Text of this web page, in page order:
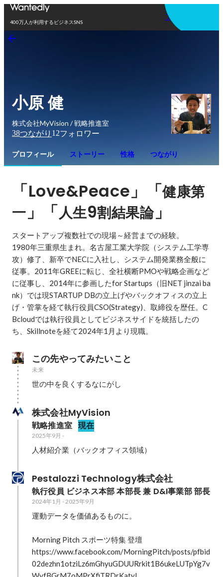
400万人が利用するビジネスSNS
アプリを使う
小原 健
株式会社MyVision / 戦略推進室
38つながり 12フォロワー
プロフィール ストーリー 性格 つながり
「Love&Peace」「健康第
一」「人生9割結果論」
スタートアップ複数社での現場～経営までの経験。
1980年三重県生まれ。名古屋工業大学院（システム工学専
攻）修了、新卒でNECに入社し、システム開発業務全般に
従事。2011年GREEに転じ、全社横断PMOや戦略企画など
に従事し、2014年に参画したfor Startups（旧NET jinzai ba
nk）では現STARTUP DBの立上げやバックオフィスの立上
げ・管掌を経て執行役員CSO(Strategy)、取締役を歴任。C
Bcloudでは執行役員としてビジネスサイドを統括したの
ち、Skillnoteを経て2024年1月より現職。
この先やってみたいこと
未来
世の中を良くするなにがし
株式会社MyVision
戦略推進室 現在
2025年9月 -
人材紹介業（バックオフィス領域）
Pestalozzi Technology株式会社
執行役員 ビジネス本部 本部長 兼 D&I事業部 部長
2024年1月 -2025年9月
運動データを価値あるものに。
Morning Pitch スポーツ特集 登壇
https://www.facebook.com/MorningPitch/posts/pfbid
02dezhn1otziLz6mGhyuGDUURrkit1B6ukeLUTpYg7v